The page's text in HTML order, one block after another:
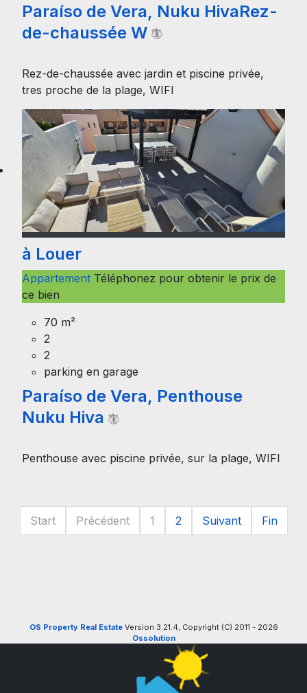
Paraíso de Vera, Nuku HivaRez-
de-chaussée W
Rez-de-chaussée avec jardin et piscine privée,
tres proche de la plage, WIFI
à Louer
Appartement Téléphonez pour obtenir le prix de
ce bien
70 m²
2
2
parking en garage
Paraíso de Vera, Penthouse
Nuku Hiva
Penthouse avec piscine privée, sur la plage, WIFI
Start Précédent 1 2 Suivant Fin
OS Property Real EstateVersion 3.21.4, Copyright (C) 2011 - 2026
Ossolution